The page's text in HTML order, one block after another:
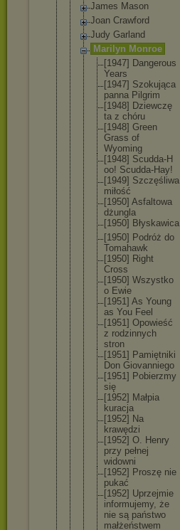
James Mason
Joan Crawford
Judy Garland
Marilyn Monroe
[1947] Dangerous
Years
[1947] Szokująca
panna Pilgrim
[1948] Dziewczę
ta z chóru
[1948] Green
Grass of
Wyoming
[1948] Scudda-H
oo! Scudda-Hay!
[1949] Szczęśliwa
miłość
[1950] Asfaltowa
dżungla
[1950] Błyskawica
[1950] Podróż do
Tomahawk
[1950] Right
Cross
[1950] Wszystko
o Ewie
[1951] As Young
as You Feel
[1951] Opowieść
z rodzinnych
stron
[1951] Pamiętni ki
Don Giovanniego
[1951] Pobierzmy
się
[1952] Małpia
kuracja
[1952] Na
krawędzi
[1952] O. Henry
przy pełnej
widowni
[1952] Proszę nie
pukać
[1952] Uprzejmie
informujemy, że
nie są państwo
małżeństwem